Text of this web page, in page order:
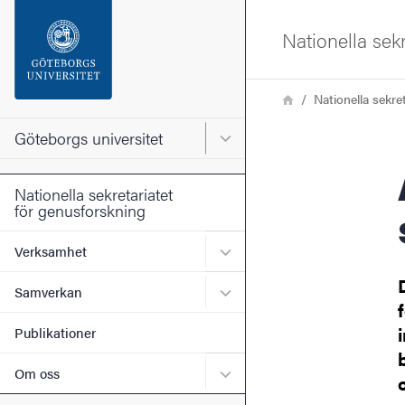
Sidfoten
Om webbplatsen
Göteborgs universitet Huvudmeny för Göteborgs
Nationella sekretariatet
för genusforskning
Verksamhet Undermeny för Verksamhet
Samverkan Undermeny för Samverkan
Publikationer
Om oss Undermeny för Om oss
Nationella
LänkstigHemNationella